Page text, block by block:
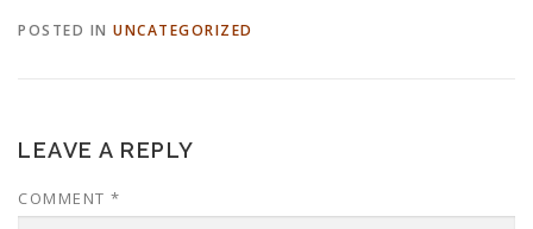
POSTED IN UNCATEGORIZED
LEAVE A REPLY
COMMENT *